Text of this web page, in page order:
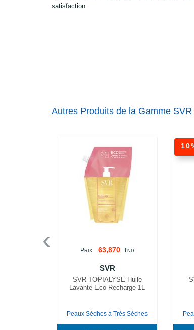
satisfaction
Autres Produits de la Gamme SVR
PRIX 63,870 TND
SVR
SVR TOPIALYSE Huile
Lavante Eco-Recharge 1L
Peaux Sèches à Très Sèches
‹